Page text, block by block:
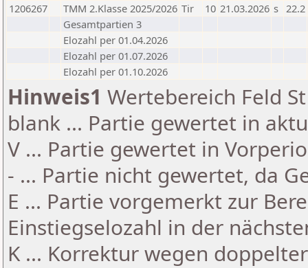
1206267
TMM 2.Klasse 2025/2026 Tir 10 21.03.2026 s 22.2
Gesamtpartien 3
Elozahl per 01.04.2026
Elozahl per 01.07.2026
Elozahl per 01.10.2026
Hinweis1 Wertebereich Feld
blank ... Partie gewertet in
V ... Partie gewertet in
- ... Partie nicht gewertet, da
E ... Partie vorgemerkt zur
Einstiegselozahl in der
K ... Korrektur wegen